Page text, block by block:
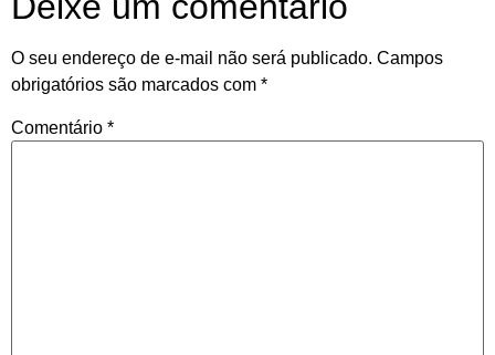
O seu endereço de e-mail não será publicado. Campos
obrigatórios são marcados com *
Comentário *